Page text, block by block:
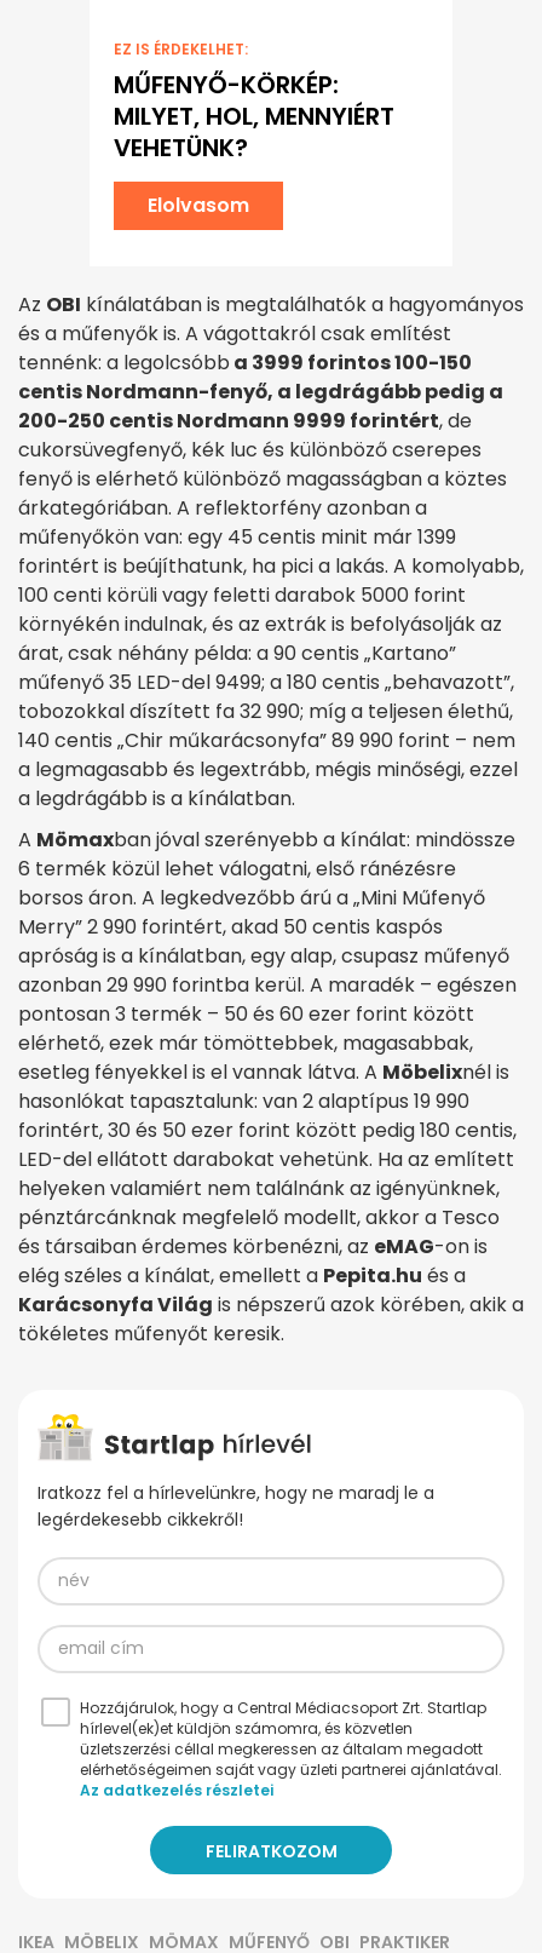
EZ IS ÉRDEKELHET:
MŰFENYŐ-KÖRKÉP:
MILYET, HOL, MENNYIÉRT
VEHETÜNK?
Elolvasom
Az OBI kínálatában is megtalálhatók a hagyományos
és a műfenyők is. A vágottakról csak említést
tennénk: a legolcsóbb a 3999 forintos 100-150
centis Nordmann-fenyő, a legdrágább pedig a
200-250 centis Nordmann 9999 forintért, de
cukorsüvegfenyő, kék luc és különböző cserepes
fenyő is elérhető különböző magasságban a köztes
árkategóriában. A reflektorfény azonban a
műfenyőkön van: egy 45 centis minit már 1399
forintért is beújíthatunk, ha pici a lakás. A komolyabb,
100 centi körüli vagy feletti darabok 5000 forint
környékén indulnak, és az extrák is befolyásolják az
árat, csak néhány példa: a 90 centis „Kartano”
műfenyő 35 LED-del 9499; a 180 centis „behavazott”,
tobozokkal díszített fa 32 990; míg a teljesen élethű,
140 centis „Chir műkarácsonyfa” 89 990 forint – nem
a legmagasabb és legextrább, mégis minőségi, ezzel
a legdrágább is a kínálatban.
A Mömaxban jóval szerényebb a kínálat: mindössze
6 termék közül lehet válogatni, első ránézésre
borsos áron. A legkedvezőbb árú a „Mini Műfenyő
Merry” 2 990 forintért, akad 50 centis kaspós
apróság is a kínálatban, egy alap, csupasz műfenyő
azonban 29 990 forintba kerül. A maradék – egészen
pontosan 3 termék – 50 és 60 ezer forint között
elérhető, ezek már tömöttebbek, magasabbak,
esetleg fényekkel is el vannak látva. A Möbelixnél is
hasonlókat tapasztalunk: van 2 alaptípus 19 990
forintért, 30 és 50 ezer forint között pedig 180 centis,
LED-del ellátott darabokat vehetünk. Ha az említett
helyeken valamiért nem találnánk az igényünknek,
pénztárcánknak megfelelő modellt, akkor a Tesco
és társaiban érdemes körbenézni, az eMAG-on is
elég széles a kínálat, emellett a Pepita.hu és a
Karácsonyfa Világ is népszerű azok körében, akik a
tökéletes műfenyőt keresik.
Iratkozz fel a hírlevelünkre, hogy ne maradj le a
legérdekesebb cikkekről!
Hozzájárulok, hogy a Central Médiacsoport Zrt. Startlap
hírlevel(ek)et küldjön számomra, és közvetlen
üzletszerzési céllal megkeressen az általam megadott
elérhetőségeimen saját vagy üzleti partnerei ajánlatával.
Az adatkezelés részletei
IKEA MÖBELIX MÖMAX MŰFENYŐ OBI PRAKTIKER